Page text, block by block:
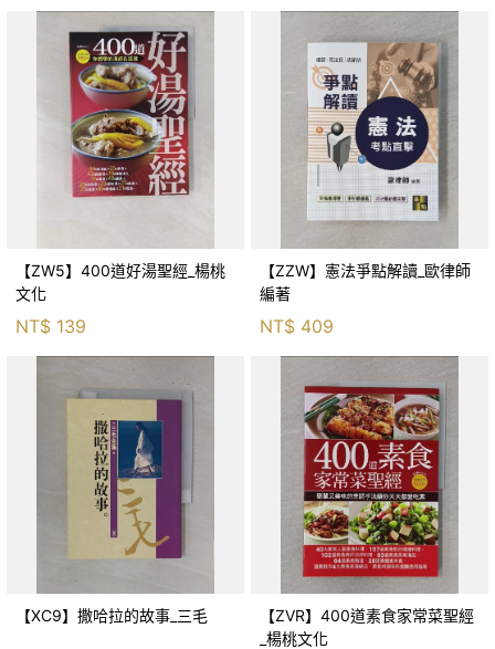
【ZW5】400道好湯聖經_楊桃
文化
NT$ 139
【ZZW】憲法爭點解讀_歐律師
編著
NT$ 409
【XC9】撒哈拉的故事_三毛
【ZVR】400道素食家常菜聖經
_楊桃文化